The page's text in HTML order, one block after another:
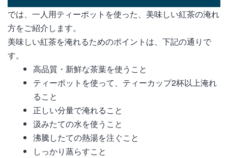
では、一人用ティーポットを使った、美味しい紅茶の淹れ
方をご紹介します。
美味しい紅茶を淹れるためのポイントは、下記の通りで
す。
高品質・新鮮な茶葉を使うこと
ティーポットを使って、ティーカップ2杯以上淹れ
ること
正しい分量で淹れること
汲みたての水を使うこと
沸騰したての熱湯を注ぐこと
しっかり蒸らすこと